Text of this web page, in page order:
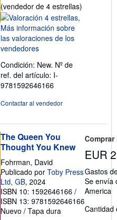
(vendedor de 4 estrellas)
Condición: New. Nº de
ref. del artículo: I-
9781592646166
Contactar al vendedor
The Queen You
Thought You Knew
Fohrman, David
Publicado por Toby Press
Ltd, GB, 2024
ISBN 10: 1592646166 /
ISBN 13: 9781592646166
Nuevo / Tapa dura
EUR
Gastos
Se envía
America
Cantidad